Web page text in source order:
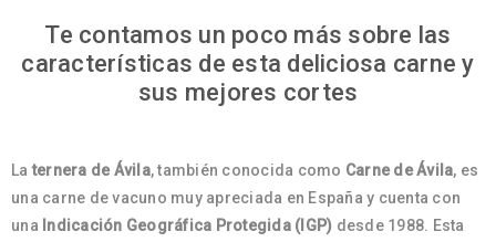
Te contamos un poco más sobre las
características de esta deliciosa carne y
sus mejores cortes
Laternera de Ávila, también conocida como Carne de Ávila, es
una carne de vacuno muy apreciada en España y cuenta con
una Indicación Geográfica Protegida (IGP) desde 1988. Esta